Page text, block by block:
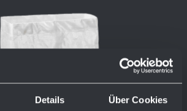
Details Über Cookies